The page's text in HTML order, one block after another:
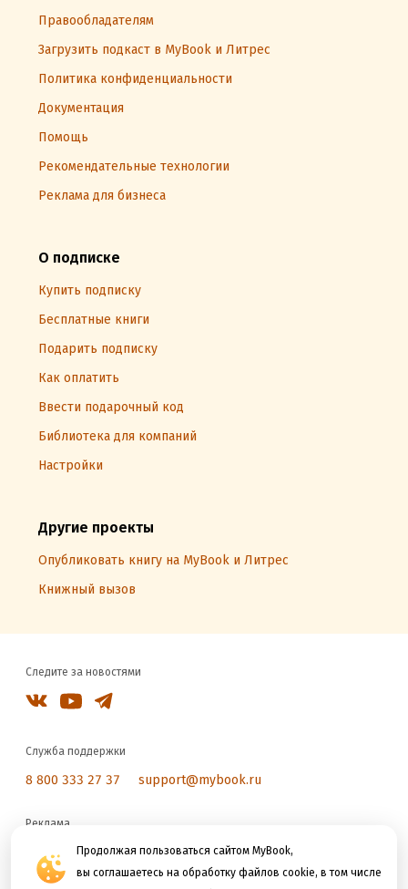
Продолжая пользоваться сайтом MyBook,
вы соглашаетесь на обработку файлов cookie, в том числе
Правообладателям
Загрузить подкаст в MyBook и Литрес
Политика конфиденциальности
Документация
Помощь
Рекомендательные технологии
Реклама для бизнеса
О подписке
Купить подписку
Бесплатные книги
Подарить подписку
Как оплатить
Ввести подарочный код
Библиотека для компаний
Настройки
Другие проекты
Опубликовать книгу на MyBook и Литрес
Книжный вызов
Следите за новостями
Служба поддержки
8 800 333 27 37 support@mybook.ru
Реклама
reklama@litres.ru